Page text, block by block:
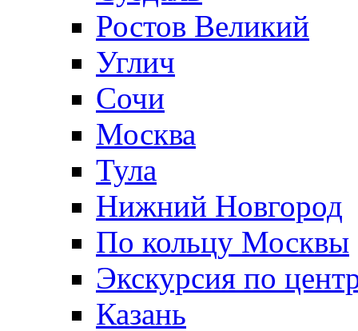
Ростов Великий
Углич
Сочи
Москва
Тула
Нижний Новгород
По кольцу Москвы
Экскурсия по
Казань